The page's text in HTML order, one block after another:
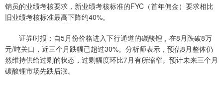
销员的业绩考核要求，新业绩考核标准的FYC（首年佣金）要求相比
旧业绩考核标准最高下降约40%。
证券时报：自5月份价格进入下行通道的碳酸锂，在8月跌破8万
元/吨关口，近三个月跌幅已超过30%。分析师表示，预估8月整体仍
然维持供给过剩的状态，过剩幅度环比7月有所缩窄。预计未来三个月
碳酸锂市场先跌后涨。